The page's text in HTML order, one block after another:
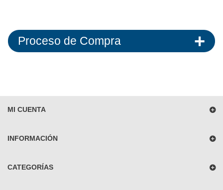
Proceso de Compra
MI CUENTA
INFORMACIÓN
CATEGORÍAS